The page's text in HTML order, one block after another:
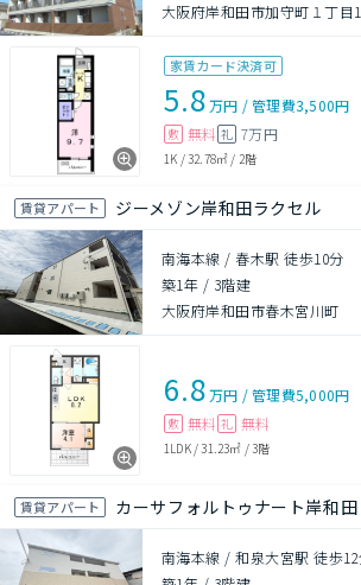
大阪府岸和田市加守町１丁目
家賃カード決済可
5.8万円 /管理費3,500円
敷 無料 礼 7万円
1K /32.78㎡ / 2階
賃貸アパート ジーメゾン岸和田ラクセル
南海本線 / 春木駅 徒歩10分
築1年 / 3階建
大阪府岸和田市春木宮川町
6.8万円 /管理費5,000円
敷 無料 礼 無料
1LDK/31.23㎡ /3階
賃貸アパート カーサフォルトゥナート岸和田
南海本線 / 和泉大宮駅 徒歩